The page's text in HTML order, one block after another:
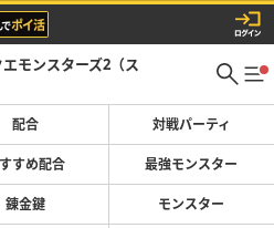
モンスターズ2（ス
配合 対戦パーティ
すめ配合 最強モンスター
錬金鍵 モンスター